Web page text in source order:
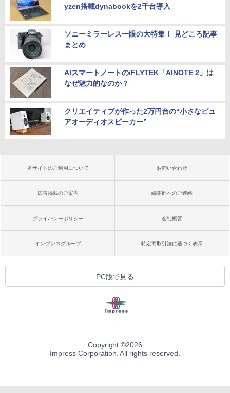
yzen搭載dynabookを2千台導入
ソニーミラーレス一眼の大特集！ 見どころ記事
まとめ
AIスマートノートのiFLYTEK「AINOTE 2」は
なぜ魅力的なのか？
クリエイティブが作った2万円台の“小さなピュ
アオーディオスピーカー”
本サイトのご利用について お問い合わせ
広告掲載のご案内 編集部へのご連絡
プライバシーポリシー 会社概要
インプレスグループ 特定商取引法に基づく表示
PC版で見る
Copyright ©2026
Impress Corporation. All rights reserved.